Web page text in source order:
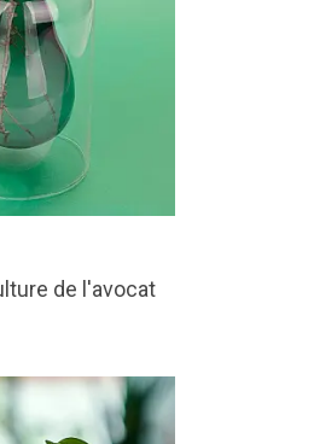
de l'avocat